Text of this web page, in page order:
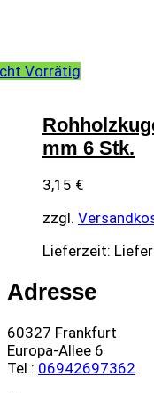
Vorrätig
mm 6 Stk.
3,15 €
zzgl.
Lieferzeit:
Adresse
60327 Frankfurt
Europa-Allee 6
Tel.: 06942697362